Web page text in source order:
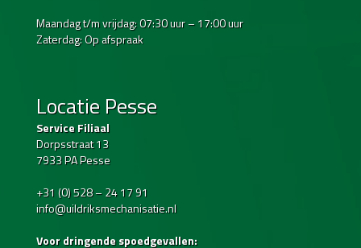
Maandag t/m vrijdag: 07:30 uur – 17:00 uur
Zaterdag: Op afspraak
Locatie Pesse
Service Filiaal
Dorpsstraat 13
7933 PA Pesse
+31 (0) 528 – 24 17 91
info@uildriksmechanisatie.nl
Voor dringende spoedgevallen: